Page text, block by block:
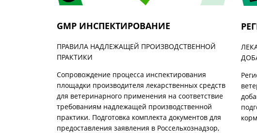
GMP ИНСПЕКТИРОВАНИЕ
ПРАВИЛА НАДЛЕЖАЩЕЙ ПРОИЗВОДСТВЕННОЙ
ПРАКТИКИ
Сопровождение процесса инспектирования
площадки производителя лекарственных средств
для ветеринарного применения на соответствие
требованиям надлежащей производственной
практики. Подготовка комплекта документов для
предоставления заявления в Россельхознадзор,